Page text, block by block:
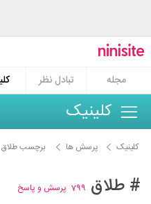
مجله
تبادل نظر
کلینیک
کلینیک پرسش ها برچسب طلاق
# طلاق 799 پرسش و پاسخ